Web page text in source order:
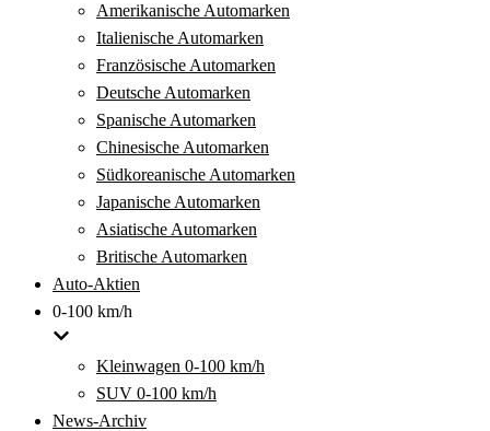
Amerikanische Automarken
Italienische Automarken
Französische Automarken
Deutsche Automarken
Spanische Automarken
Chinesische Automarken
Südkoreanische Automarken
Japanische Automarken
Asiatische Automarken
Britische Automarken
Auto-Aktien
0-100 km/h
Kleinwagen 0-100 km/h
SUV 0-100 km/h
News-Archiv